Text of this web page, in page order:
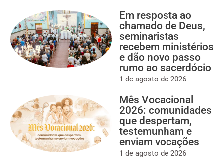
Em resposta ao
chamado de Deus,
seminaristas
recebem ministérios
e dão novo passo
rumo ao sacerdócio
1 de agosto de 2026
Mês Vocacional
2026: comunidades
que despertam,
testemunham e
enviam vocações
1 de agosto de 2026